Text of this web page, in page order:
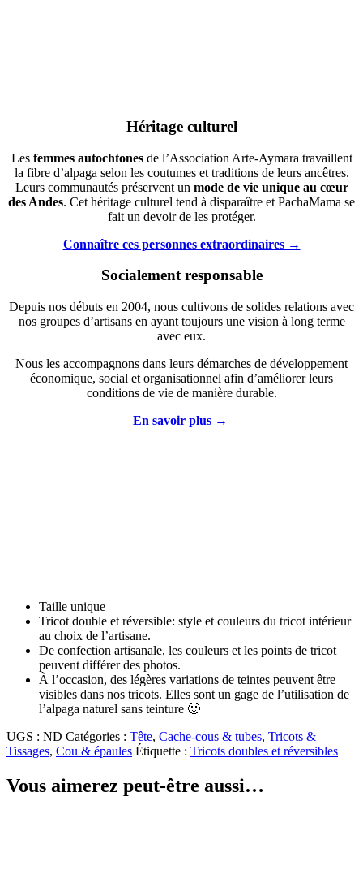
Héritage culturel
Les femmes autochtonesde l’Association Arte-Aymara travaillent
la fibre d’alpaga selon les coutumes et traditions de leurs ancêtres.
Leurs communautés préservent un mode de vie unique au cœur
des Andes. Cet héritage culturel tend à disparaître et PachaMama se
fait un devoir de les protéger.
Connaître ces personnes extraordinaires →
Socialement responsable
Depuis nos débuts en 2004, nous cultivons de solides relations avec
nos groupes d’artisans en ayant toujours une vision à long terme
avec eux.
Nous les accompagnons dans leurs démarches de développement
économique, social et organisationnel afin d’améliorer leurs
conditions de vie de manière durable.
En savoir plus →
Taille unique
Tricot double et réversible: style et couleurs du tricot intérieur
au choix de l’artisane.
De confection artisanale, les couleurs et les points de tricot
peuvent différer des photos.
À l’occasion, des légères variations de teintes peuvent être
visibles dans nos tricots. Elles sont un gage de l’utilisation de
l’alpaga naturel sans teinture 🙂
UGS : ND Catégories : Tête, Cache-cous & tubes, Tricots &
Tissages, Cou & épaules Étiquette : Tricots doubles et réversibles
Vous aimerez peut-être aussi…